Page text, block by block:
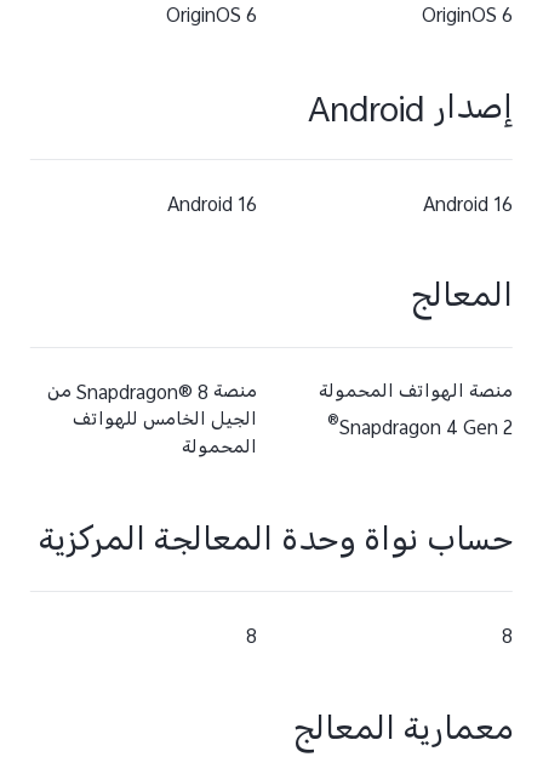
OriginOS 6
OriginOS 6
إصدار Android
Android 16
Android 16
المعالج
منصة الهواتف المحمولة
Snapdragon 4 Gen 2
®
منصة Snapdragon® 8 من
الجيل الخامس للهواتف
المحمولة
حساب نواة وحدة المعالجة المركزية
8
8
معمارية المعالج